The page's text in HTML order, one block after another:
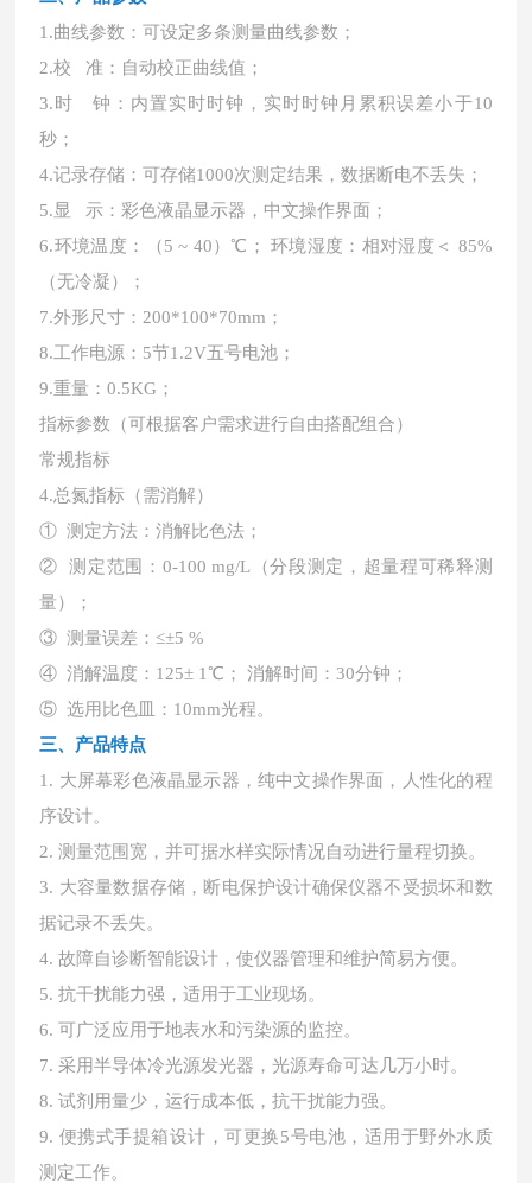
1.曲线参数：可设定多条测量曲线参数；
2.校 准：自动校正曲线值；
3.时 钟：内置实时时钟，实时时钟月累积误差小于10
秒；
4.记录存储：可存储1000次测定结果，数据断电不丢失；
5.显 示：彩色液晶显示器，中文操作界面；
6.环境温度：（5 ~ 40）℃； 环境湿度：相对湿度＜ 85%
（无冷凝）；
7.外形尺寸：200*100*70mm；
8.工作电源：5节1.2V五号电池；
9.重量：0.5KG；
指标参数（可根据客户需求进行自由搭配组合）
常规指标
4.总氮指标（需消解）
① 测定方法：消解比色法；
② 测定范围：0-100 mg/L（分段测定，超量程可稀释测
量）；
③ 测量误差：≤±5 %
④ 消解温度：125± 1℃； 消解时间：30分钟；
⑤ 选用比色皿：10mm光程。
三、产品特点
1. 大屏幕彩色液晶显示器，纯中文操作界面，人性化的程
序设计。
2. 测量范围宽，并可据水样实际情况自动进行量程切换。
3. 大容量数据存储，断电保护设计确保仪器不受损坏和数
据记录不丢失。
4. 故障自诊断智能设计，使仪器管理和维护简易方便。
5. 抗干扰能力强，适用于工业现场。
6. 可广泛应用于地表水和污染源的监控。
7. 采用半导体冷光源发光器，光源寿命可达几万小时。
8. 试剂用量少，运行成本低，抗干扰能力强。
9. 便携式手提箱设计，可更换5号电池，适用于野外水质
测定工作。